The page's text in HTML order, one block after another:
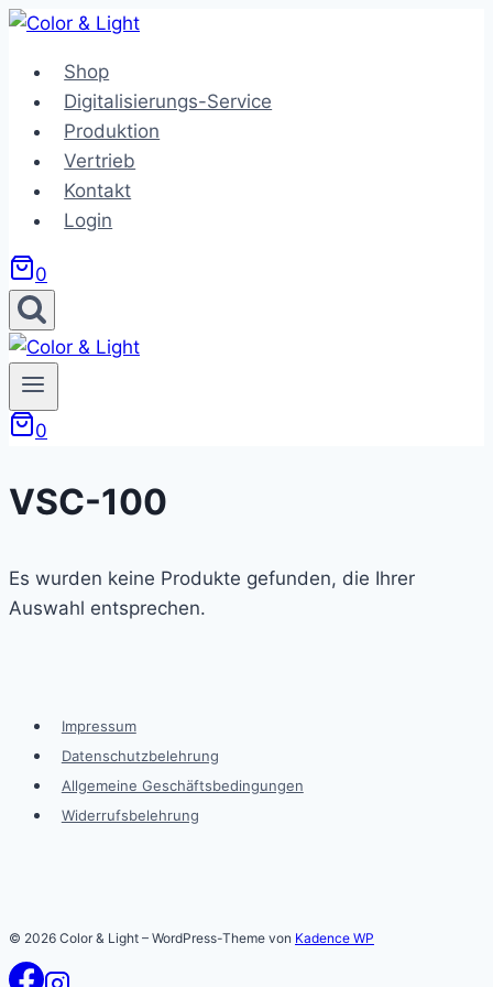
Zum
springenShop
Digitalisierungs-Service
Produktion
Vertrieb
Kontakt
Login
0
0
VSC-100
Es wurden keine Produkte gefunden, die Ihrer
Auswahl entsprechen.
Impressum
Datenschutzbelehrung
Allgemeine Geschäftsbedingungen
Widerrufsbelehrung
© 2026 Color & Light – WordPress-Theme von Kadence WP